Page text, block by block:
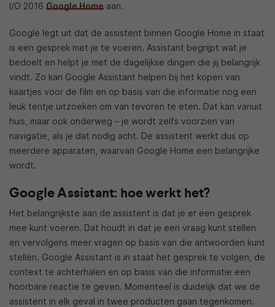
I/O 2016 Google Home aan.
Google legt uit dat de assistent binnen Google Home in staat
is een gesprek met je te voeren. Assistant begrijpt wat je
bedoelt en helpt je met de dagelijkse dingen die jij belangrijk
vindt. Zo kan Google Assistant helpen bij het kopen van
kaartjes voor de film en op basis van die informatie nog een
leuk tentje uitzoeken om van tevoren te eten. Dat kan vanuit
huis, maar ook onderweg – je wordt zelfs voorzien van
navigatie, als je dat nodig acht. De assistent werkt dus op
meerdere apparaten, waarvan Google Home een belangrijke
wordt.
Google Assistant: hoe werkt het?
Het belangrijkste aan de assistent is dat je er een gesprek
mee kunt voeren. Dat houdt in dat je een vraag kunt stellen
en vervolgens meer vragen op basis van die antwoorden kunt
stellen. Google Assistant is in staat het gesprek te volgen, de
context te achterhalen en op basis van die informatie een
hoorbare reactie te geven. Momenteel is duidelijk dat we de
assistent in elk geval in twee producten gaan tegenkomen.